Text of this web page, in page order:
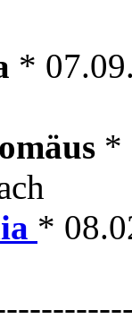
*
*
*